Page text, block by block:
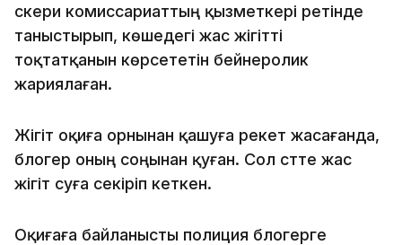
әскери комиссариаттың қызметкері ретінде
таныстырып, көшедегі жас жігітті
тоқтатқанын көрсететін бейнеролик
жариялаған.
Жігіт оқиға орнынан қашуға әрекет жасағанда,
блогер оның соңынан қуған. Сол сәтте жас
жігіт суға секіріп кеткен.
Оқиғаға байланысты полиция блогерге